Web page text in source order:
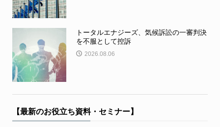
トータルエナジーズ、気候訴訟の一審判決
を不服として控訴
2026.08.06
【最新のお役立ち資料・セミナー】